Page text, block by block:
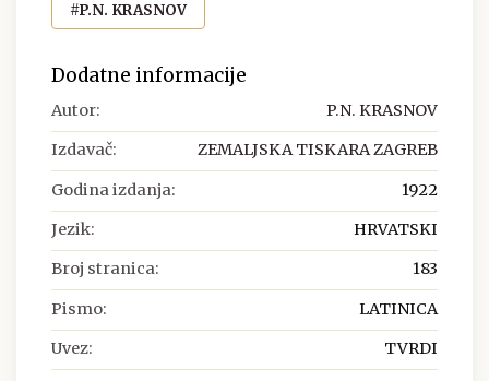
#P.N. KRASNOV
Dodatne informacije
Autor: P.N. KRASNOV
Izdavač: ZEMALJSKA TISKARA ZAGREB
Godina izdanja: 1922
Jezik: HRVATSKI
Broj stranica: 183
Pismo: LATINICA
Uvez: TVRDI